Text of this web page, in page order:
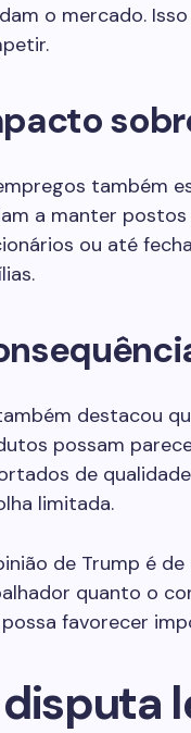
o mercado.
também
a manter
ou até
destacou
possam
de
limitada.
de Trump é
quanto o
favorecer